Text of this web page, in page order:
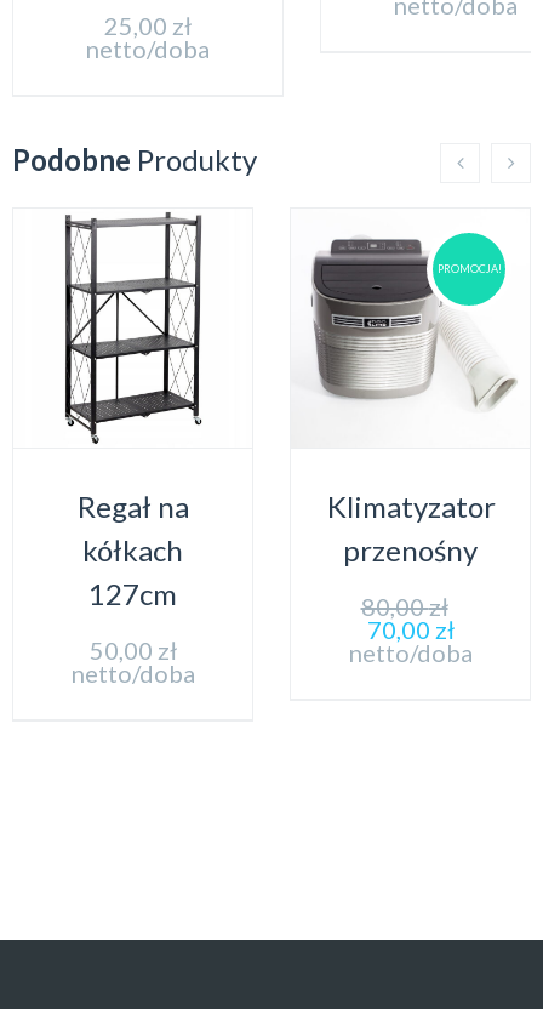
25,00 zł
netto/doba
Podobne Produkty
Regał na
kółkach
127cm
50,00 zł
netto/doba
PROMOCJA!
Klimatyzator
przenośny
80,00zł
70,00 zł
netto/doba